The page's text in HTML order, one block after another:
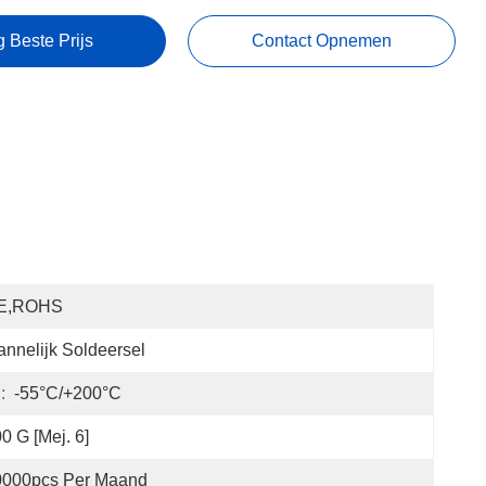
Beste Prijs Contact Opnemen
Soldeersel
-55°C/+200°C
G [Mej. 6]
Per Maand